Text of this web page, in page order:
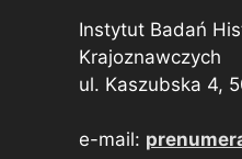
Instytut Badań
Krajoznawczych
ul. Kaszubska 4,
e-mail: